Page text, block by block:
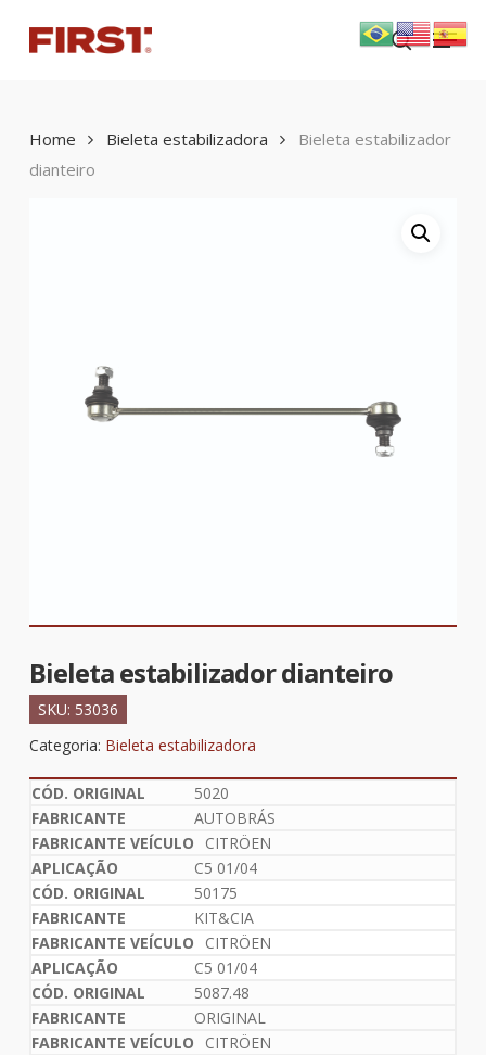
main
search
Menu
Home Bieleta estabilizadora
Bieleta estabilizador
dianteiro
Bieleta estabilizador dianteiro
SKU: 53036
Categoria: Bieleta estabilizadora
5020
AUTOBRÁS
CITRÖEN
C5 01/04
50175
KIT&CIA
CITRÖEN
C5 01/04
5087.48
ORIGINAL
CITRÖEN